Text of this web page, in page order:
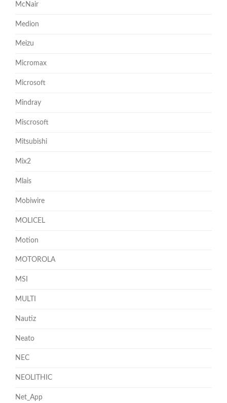
McNair
Medion
Meizu
Micromax
Microsoft
Mindray
Miscrosoft
Mitsubishi
Mix2
Mlais
Mobiwire
MOLICEL
Motion
MOTOROLA
MSI
MULTI
Nautiz
Neato
NEC
NEOLITHIC
Net_App